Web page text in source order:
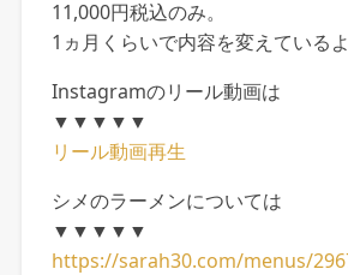
11,000円税込のみ。
1ヵ月くらいで内容を変えているよ
Instagramのリール動画は
▼▼▼▼▼
リール動画再生
シメのラーメンについては
▼▼▼▼▼
https://sarah30.com/menus/